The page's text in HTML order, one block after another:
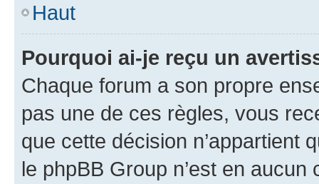
Haut
Pourquoi ai-je reçu un
Chaque forum a son propre
pas une de ces règles, vous
que cette décision n’appartient
le phpBB Group n’est en